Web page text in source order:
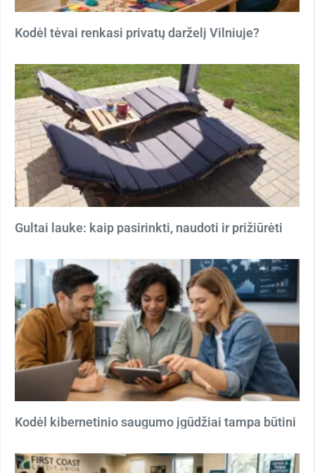
Kodėl tėvai renkasi privatų darželį Vilniuje?
Gultai lauke: kaip pasirinkti, naudoti ir prižiūrėti
Kodėl kibernetinio saugumo įgūdžiai tampa būtini